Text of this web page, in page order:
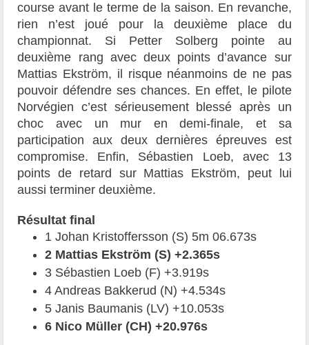
course avant le terme de la saison. En revanche,
rien n’est joué pour la deuxième place du
championnat. Si Petter Solberg pointe au
deuxième rang avec deux points d’avance sur
Mattias Ekström, il risque néanmoins de ne pas
pouvoir défendre ses chances. En effet, le pilote
Norvégien c’est sérieusement blessé après un
choc avec un mur en demi-finale, et sa
participation aux deux dernières épreuves est
compromise. Enfin, Sébastien Loeb, avec 13
points de retard sur Mattias Ekström, peut lui
aussi terminer deuxième.
Résultat final
1 Johan Kristoffersson (S) 5m 06.673s
2 Mattias Ekström (S) +2.365s
3 Sébastien Loeb (F) +3.919s
4 Andreas Bakkerud (N) +4.534s
5 Janis Baumanis (LV) +10.053s
6 Nico Müller (CH) +20.976s